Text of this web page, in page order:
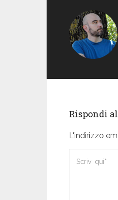
Rispondi
L'indirizzo